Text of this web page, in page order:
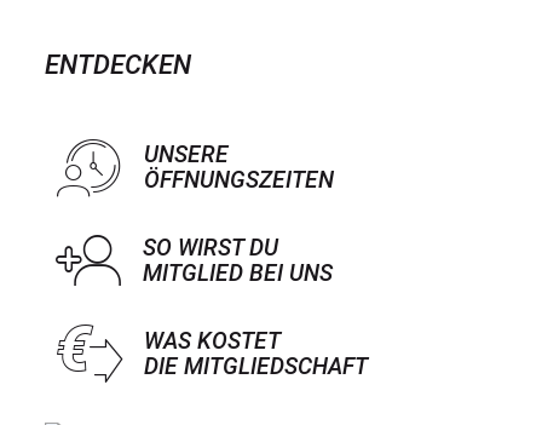
ENTDECKEN
UNSERE
ÖFFNUNGSZEITEN
SO WIRST DU
MITGLIED BEI UNS
WAS KOSTET
DIE MITGLIEDSCHAFT